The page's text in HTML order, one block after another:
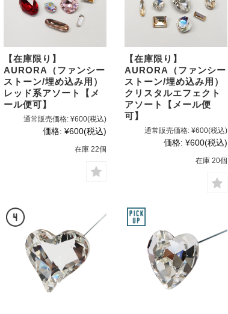
【在庫限り】
AURORA（ファンシー
ストーン/埋め込み用）
レッド系アソート【メ
ール便可】
通常販売価格: ¥600(税込)
価格: ¥600(税込)
在庫 22個
【在庫限り】
AURORA（ファンシー
ストーン/埋め込み用）
クリスタルエフェクト
アソート【メール便
可】
通常販売価格: ¥600(税込)
価格: ¥600(税込)
在庫 20個